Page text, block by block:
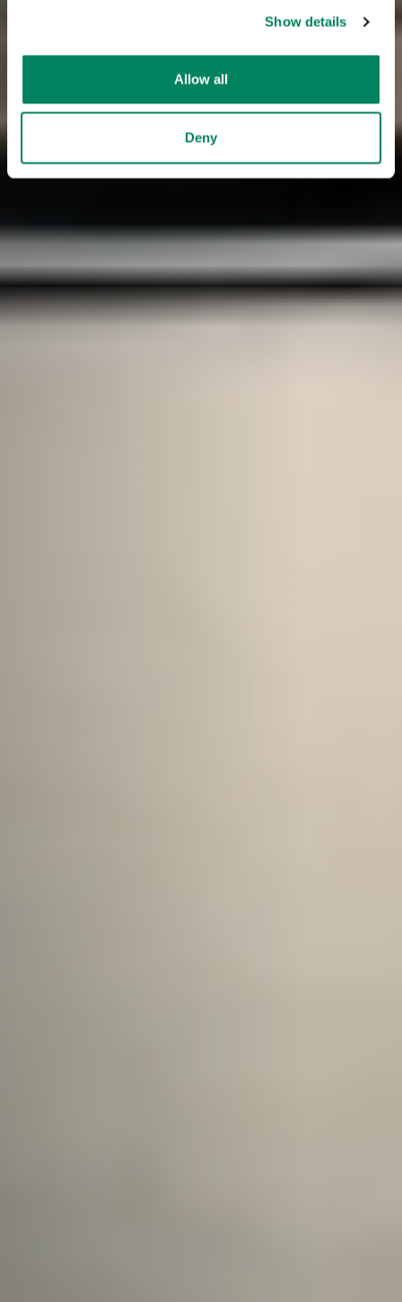
Show details
Allow all
Deny